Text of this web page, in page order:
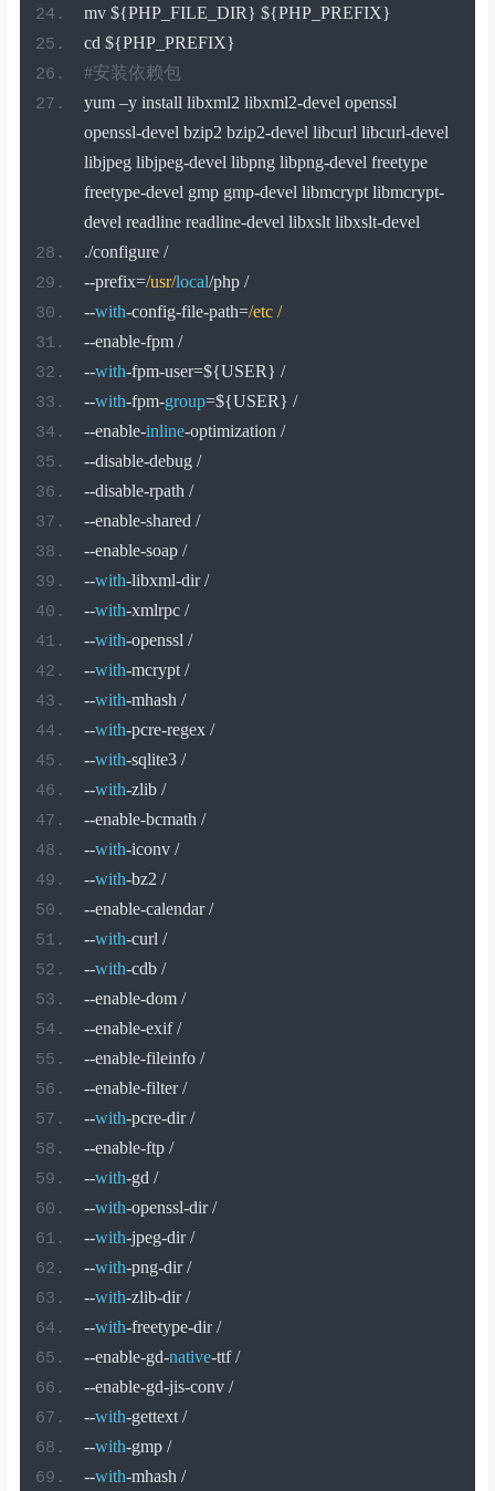
mv ${PHP_FILE_DIR} ${PHP_PREFIX}
cd ${PHP_PREFIX}
#安装依赖包
yum –y install libxml2 libxml2-devel openssl
openssl-devel bzip2 bzip2-devel libcurl libcurl-devel
libjpeg libjpeg-devel libpng libpng-devel freetype
freetype-devel gmp gmp-devel libmcrypt libmcrypt-
devel readline readline-devel libxslt libxslt-devel
./configure /
--prefix=/usr/local/php /
--with-config-file-path=/etc /
--enable-fpm /
--with-fpm-user=${USER} /
--with-fpm-group=${USER} /
--enable-inline-optimization /
--disable-debug /
--disable-rpath /
--enable-shared /
--enable-soap /
--with-libxml-dir /
--with-xmlrpc /
--with-openssl /
--with-mcrypt /
--with-mhash /
--with-pcre-regex /
--with-sqlite3 /
--with-zlib /
--enable-bcmath /
--with-iconv /
--with-bz2 /
--enable-calendar /
--with-curl /
--with-cdb /
--enable-dom /
--enable-exif /
--enable-fileinfo /
--enable-filter /
--with-pcre-dir /
--enable-ftp /
--with-gd /
--with-openssl-dir /
--with-jpeg-dir /
--with-png-dir /
--with-zlib-dir /
--with-freetype-dir /
--enable-gd-native-ttf /
--enable-gd-jis-conv /
--with-gettext /
--with-gmp /
--with-mhash /